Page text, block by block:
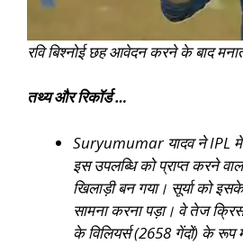
रवि बिश्नोई छह आवेदन करने के बाद
तथ्य और रिकॉर्ड …
Suryumumar यादव ने IPL में
इस उपलब्धि को प्राप्त करने
खिलाड़ी बन गया। सूर्या को
सामना करना पड़ा। वे तेज
के विलियर्स (2658 गेंदों) के रूप